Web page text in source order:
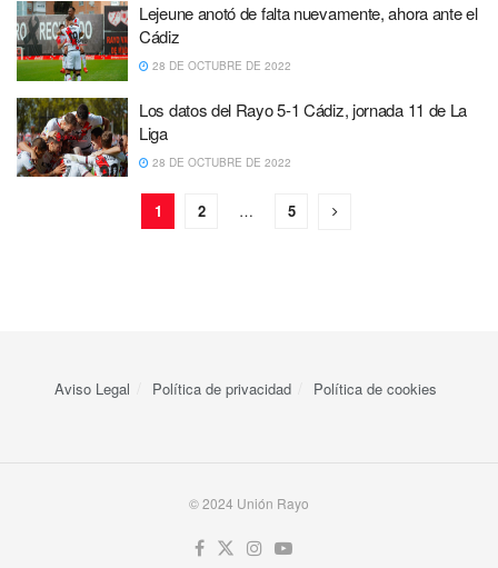
Lejeune anotó de falta nuevamente, ahora ante el
Cádiz
28 DE OCTUBRE DE 2022
Los datos del Rayo 5-1 Cádiz, jornada 11 de La
Liga
28 DE OCTUBRE DE 2022
1 2 … 5
Aviso Legal Política de privacidad Política de cookies
© 2024 Unión Rayo